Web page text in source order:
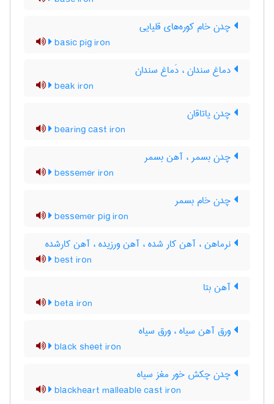
چدن خام کوره‌های قلیایی
basic pig iron
دماغ سندان ، دَماغ سندان
beak iron
چدن یاتاقان
bearing cast iron
چدن بسمر ، آهن بسمر
bessemer iron
چدن خام بسمر
bessemer pig iron
نرماهن ، آهن کار شده ، آهن ورزیده ، آهن کارشده
best iron
آهن بتا
beta iron
ورق آهن سیاه ، ورق سیاه
black sheet iron
چدن چکش خور مغز سیاه
blackheart malleable cast iron